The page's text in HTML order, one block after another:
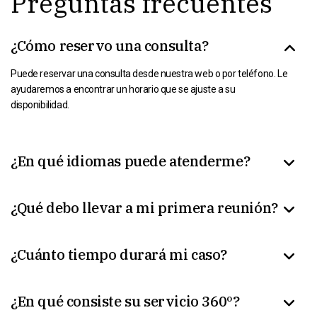
¿Cómo reservo una consulta?
Puede reservar una consulta desde nuestra web o por teléfono. Le
ayudaremos a encontrar un horario que se ajuste a su
disponibilidad.
¿En qué idiomas puede atenderme?
¿Qué debo llevar a mi primera reunión?
¿Cuánto tiempo durará mi caso?
¿En qué consiste su servicio 360º?